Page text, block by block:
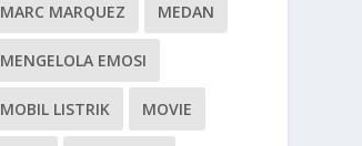
MARC MARQUEZ MEDAN
MENGELOLA EMOSI
MOBIL LISTRIK MOVIE